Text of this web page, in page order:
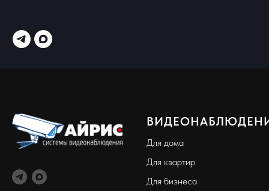
Для дома
Для квартир
Для бизнеса